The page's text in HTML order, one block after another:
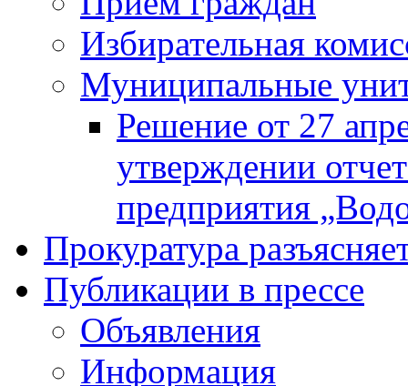
Избирательная
Муниципальные
Решение от 27
утверждении
предприятия
Прокуратура
Публикации в прессе
Объявления
Информация